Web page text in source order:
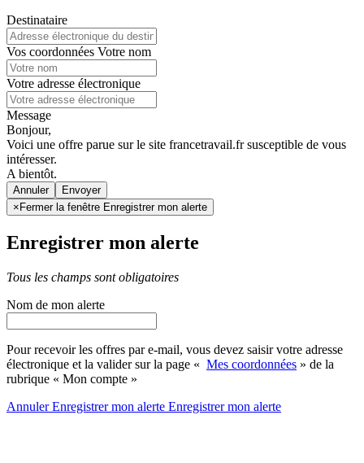
Destinataire
Vos coordonnées Votre nom
Votre adresse électronique
Message
Bonjour,
Voici une offre parue sur le site francetravail.fr susceptible de vous
intéresser.
A bientôt.
Annuler
× Fermer la fenêtre Enregistrer mon alerte
Enregistrer mon alerte
Tous les champs sont obligatoires
Nom de mon alerte
Pour recevoir les offres par e-mail, vous devez saisir votre adresse
électronique et la valider sur la page « Mes coordonnées » de la
rubrique « Mon compte »
AnnulerEnregistrer mon alerte Enregistrermon alerte